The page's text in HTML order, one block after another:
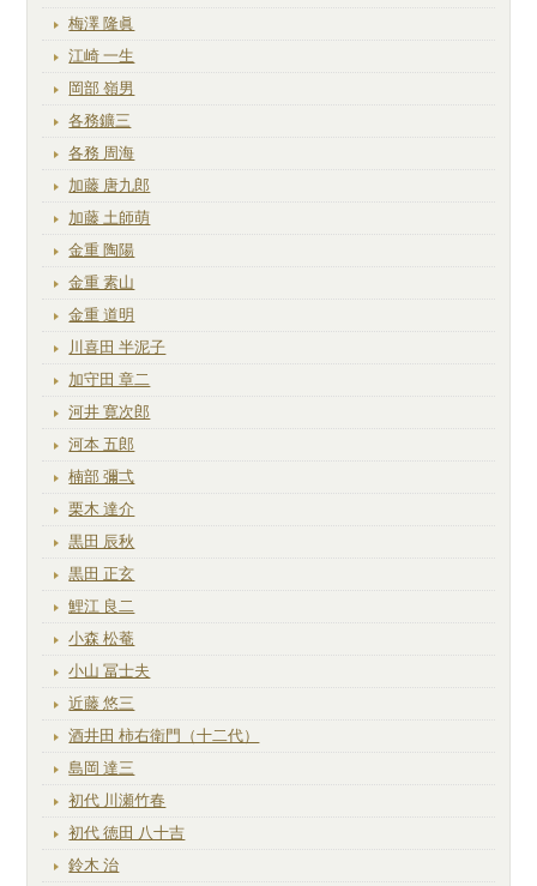
梅澤 隆眞
江崎 一生
岡部 嶺男
各務鑛三
各務 周海
加藤 唐九郎
加藤 土師萌
金重 陶陽
金重 素山
金重 道明
川喜田 半泥子
加守田 章二
河井 寛次郎
河本 五郎
楠部 彌弌
栗木 達介
黒田 辰秋
黒田 正玄
鯉江 良二
小森 松菴
小山 冨士夫
近藤 悠三
酒井田 柿右衛門（十二代）
島岡 達三
初代 川瀬竹春
初代 徳田 八十吉
鈴木 治